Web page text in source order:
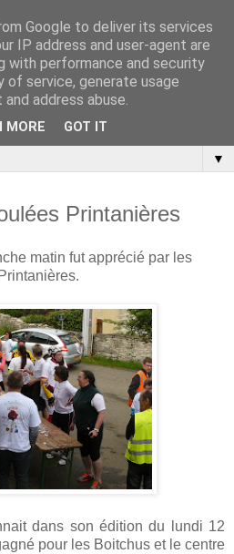
▼
Printanières
matin fut apprécié par les
dans son édition du lundi 12
pour les Boitchus et le centre
Google to deliver its services
IP address and user-agent are
with performance and security
service, generate usage
address abuse.
MORE GOT IT